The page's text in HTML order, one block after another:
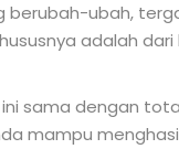
berubah-ubah,
adalah
ini sama dengan
mampu